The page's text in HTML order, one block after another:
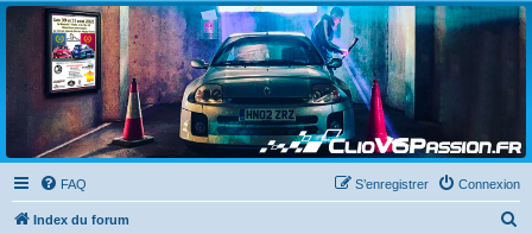
Clio V6 Passion
Le site français des passionnés de Clio V6
FAQ Connexion
S’enregistrer
Index du forum